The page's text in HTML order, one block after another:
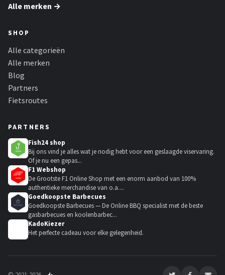
Alle merken →
SHOP
Alle categorieën
Alle merken
Blog
Partners
Fietsroutes
PARTNERS
Fish24 shop
Bij ons vind je alles wat je nodig hebt voor een geslaagde viservaring.
Of je nu een gepas...
F1 Webshop
De Grootste F1 Online Shop met een enorm aanbod van 100%
authentieke merchandise van o.a....
Goedkoopste Barbecues
Goedkoopste Barbecues — De Online BBQ specialist met de beste
gasbarbecues en koolenbarbec...
KadoKiezer
Het perfecte cadeau voor elke gelegenheid.